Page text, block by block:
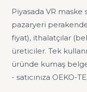
Piyasada VR maske
pazaryeri
fiyat), ithalatçılar
üreticiler. Tek
üründe kumaş
- satıcınıza OEKO-